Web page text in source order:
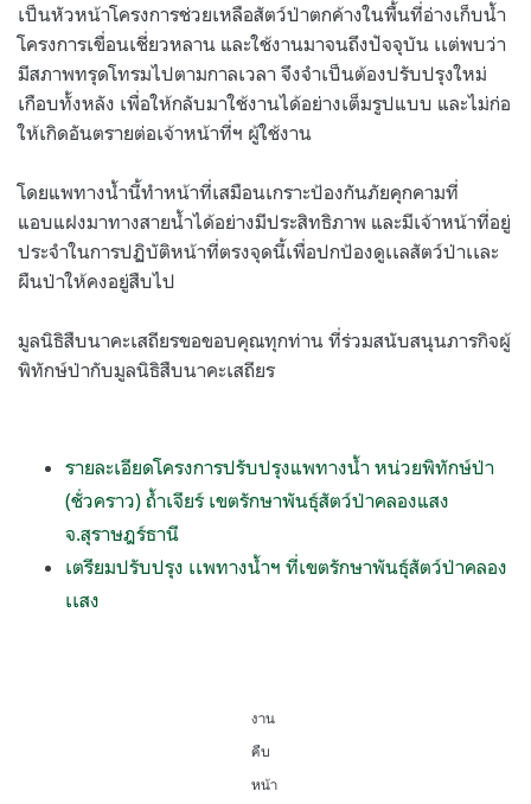
เป็นหัวหน้าโครงการช่วยเหลือสัตว์ป่าตกค้างในพื้นที่อ่างเก็บน้ำ
โครงการเขื่อนเชี่ยวหลาน และใช้งานมาจนถึงปัจจุบัน เเต่พบว่า
มีสภาพทรุดโทรมไปตามกาลเวลา จึงจำเป็นต้องปรับปรุงใหม่
เกือบทั้งหลัง เพื่อให้กลับมาใช้งานได้อย่างเต็มรูปแบบ และไม่ก่อ
ให้เกิดอันตรายต่อเจ้าหน้าที่ฯ ผู้ใช้งาน
โดยแพทางน้ำนี้ทำหน้าที่เสมือนเกราะป้องกันภัยคุกคามที่
แอบแฝงมาทางสายน้ำได้อย่างมีประสิทธิภาพ และมีเจ้าหน้าที่อยู่
ประจำในการปฏิบัติหน้าที่ตรงจุดนี้เพื่อปกป้องดูเเลสัตว์ป่าเเละ
ผืนป่าให้คงอยู่สืบไป
มูลนิธิสืบนาคะเสถียรขอขอบคุณทุกท่าน ที่ร่วมสนับสนุนภารกิจผู้
พิทักษ์ป่ากับมูลนิธิสืบนาคะเสถียร
รายละเอียดโครงการปรับปรุงแพทางน้ำ หน่วยพิทักษ์ป่า
(ชั่วคราว) ถ้ำเจียร์ เขตรักษาพันธุ์สัตว์ป่าคลองแสง
จ.สุราษฎร์ธานี
เตรียมปรับปรุง เเพทางน้ำฯ ที่เขตรักษาพันธุ์สัตว์ป่าคลอง
เเสง
งาน
คืบ
หน้า